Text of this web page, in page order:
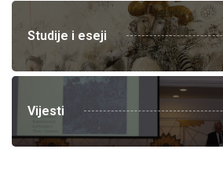
Studije i eseji
Vijesti